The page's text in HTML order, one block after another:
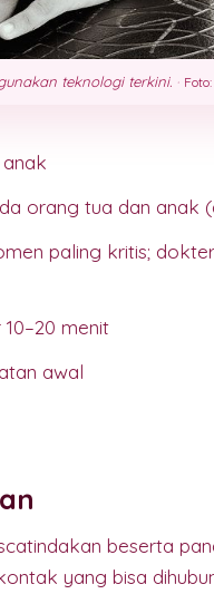
teknologi terkini. ·
orang tua dan anak
paling kritis;
menit
awal
beserta
yang bisa